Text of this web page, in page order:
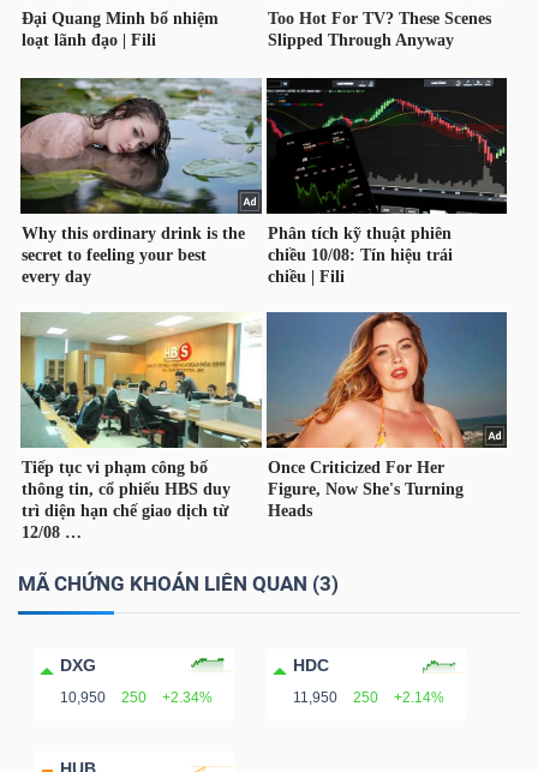
MÃ CHỨNG KHOÁN LIÊN QUAN (3)
DXG
10,950 250 +2.34%
HDC
11,950 250 +2.14%
LƯỢNG
NGUYÊN
VẬT
LIỆU
CÔNG
NGHIỆP
DÙNG